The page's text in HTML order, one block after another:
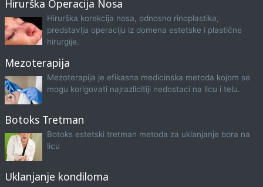
Hirurška Operacija Nosa
Hirurška korekcija nosa, odnosno rinoplastika,
predstavlja operaciju iz domena estetske i plastične
hirurgije.
Mezoterapija
Mezoterapija je efikasna medicinska metoda kojom se
mogu korigovati najrazlicitiji nedostaci na licu i telu.
Botoks Tretman
Botoks estetski tretman metoda za uklanjanje bora na
licu
Uklanjanje kondiloma